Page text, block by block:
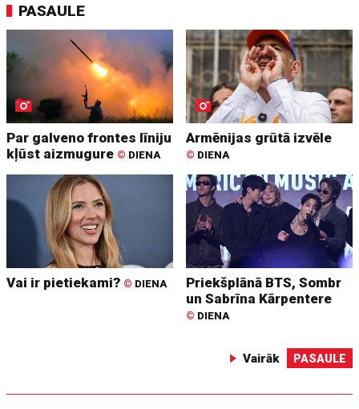
PASAULE
Par galveno frontes līniju
kļūst aizmugure © DIENA
Armēnijas grūtā izvēle
© DIENA
Vai ir pietiekami? © DIENA
Priekšplānā BTS, Sombr
un Sabrīna Kārpentere
© DIENA
Vairāk PASAULE